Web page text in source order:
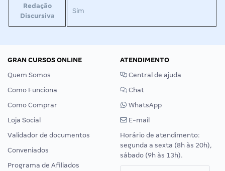
Redação
Discursiva
Sim
GRAN CURSOS ONLINE
Quem Somos
Como Funciona
Como Comprar
Loja Social
Validador de documentos
Conveniados
Programa de Afiliados
ATENDIMENTO
Central de ajuda
Chat
WhatsApp
E-mail
Horário de atendimento:
segunda a sexta (8h às 20h),
sábado (9h às 13h).